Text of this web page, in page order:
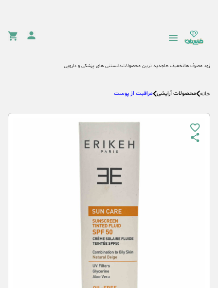
زود مصرف هاتخفیف هاجدید ترین محصولاتدانستنی های پزشکی و دارویی
خانه محصولات آرایشی مراقبت از پوست